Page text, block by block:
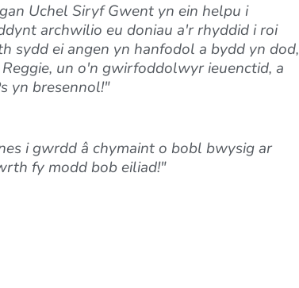
Uchel Siryf Gwent yn ein helpu i
archwilio eu doniau a'r rhyddid i roi
sydd ei angen yn hanfodol a bydd yn dod,
un o'n gwirfoddolwyr ieuenctid, a
yn bresennol!"
i gwrdd â chymaint o bobl bwysig ar
fy modd bob eiliad!"